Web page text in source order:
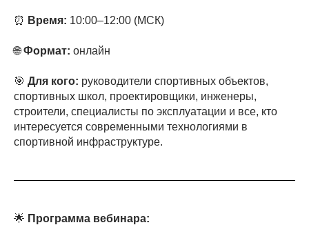
⏰ Время: 10:00–12:00 (МСК)
🌐Формат: онлайн
🎯 Для кого: руководители спортивных объектов,
спортивных школ, проектировщики, инженеры,
строители, специалисты по эксплуатации и все, кто
интересуется современными технологиями в
спортивной инфраструктуре.
🌟 Программа вебинара: